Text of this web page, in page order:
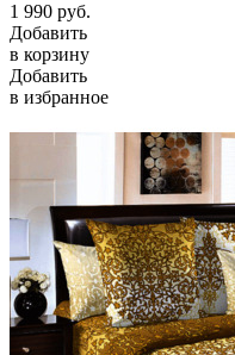
1 990 руб.
Добавить
в корзину
Добавить
в избранное